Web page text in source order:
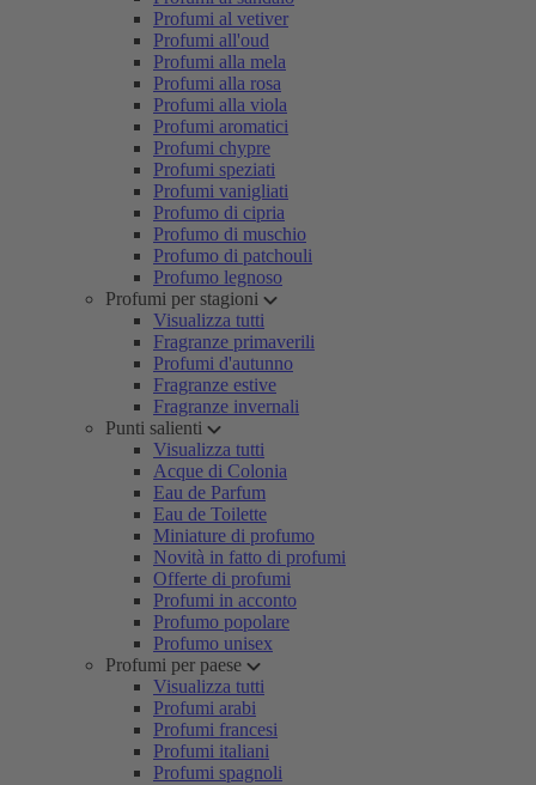
Profumi al vetiver
Profumi all'oud
Profumi alla mela
Profumi alla rosa
Profumi alla viola
Profumi aromatici
Profumi chypre
Profumi speziati
Profumi vanigliati
Profumo di cipria
Profumo di muschio
Profumo di patchouli
Profumo legnoso
Profumi per stagioni
Visualizza tutti
Fragranze primaverili
Profumi d'autunno
Fragranze estive
Fragranze invernali
Punti salienti
Visualizza tutti
Acque di Colonia
Eau de Parfum
Eau de Toilette
Miniature di profumo
Novità in fatto di profumi
Offerte di profumi
Profumi in acconto
Profumo popolare
Profumo unisex
Profumi per paese
Visualizza tutti
Profumi arabi
Profumi francesi
Profumi italiani
Profumi spagnoli